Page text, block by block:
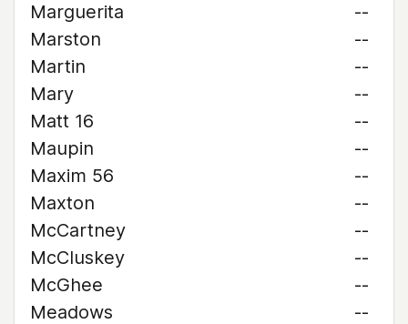
Marguerita
--
Marston
--
Martin
--
Mary
--
Matt 16
--
Maupin
--
Maxim 56
--
Maxton
--
McCartney
--
McCluskey
--
McGhee
--
Meadows
--